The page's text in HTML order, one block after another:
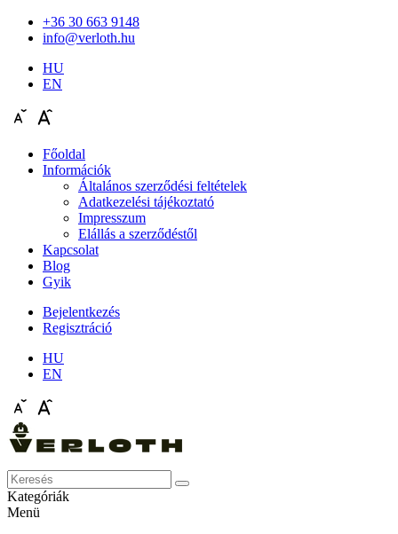
+36 30 663 9148
info@verloth.hu
HU
EN
Főoldal
Információk
Általános szerződési feltételek
Adatkezelési tájékoztató
Impresszum
Elállás a szerződéstől
Kapcsolat
Blog
Gyik
Bejelentkezés
Regisztráció
HU
EN
Kategóriák
Menü